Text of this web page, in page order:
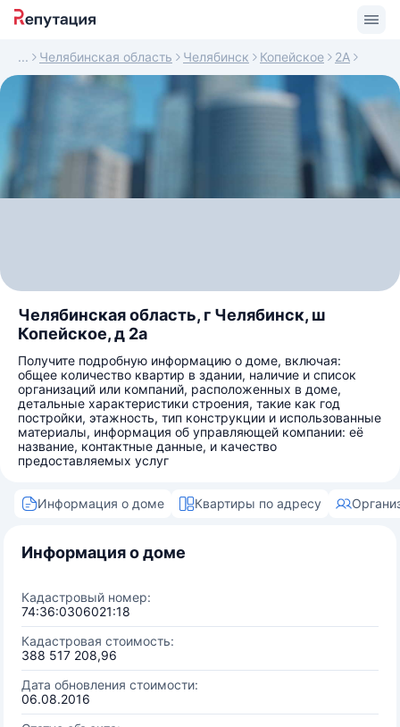
Челябинская область Челябинск Копейское 2А
Челябинская область, г Челябинск, ш
Копейское, д 2а
Получите подробную информацию о доме, включая:
общее количество квартир в здании, наличие и список
организаций или компаний, расположенных в доме,
детальные характеристики строения, такие как год
постройки, этажность, тип конструкции и использованные
материалы, информация об управляющей компании: её
название, контактные данные, и качество
предоставляемых услуг
Информация о доме Квартиры по адресу
Информация о доме
Кадастровый номер:
74:36:0306021:18
Кадастровая стоимость:
388 517 208,96
Дата обновления стоимости:
06.08.2016